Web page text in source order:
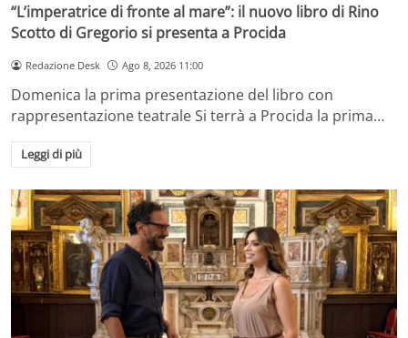
“L’imperatrice di fronte al mare”: il nuovo libro di Rino
Scotto di Gregorio si presenta a Procida
Redazione Desk Ago 8, 2026 11:00
Domenica la prima presentazione del libro con
rappresentazione teatrale Si terrà a Procida la prima…
Leggi di più